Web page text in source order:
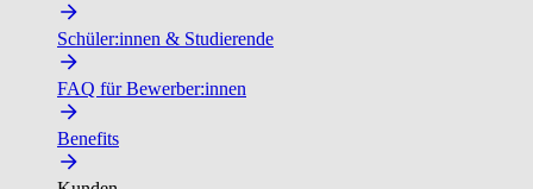
Schüler:innen & Studierende
FAQ für Bewerber:innen
Benefits